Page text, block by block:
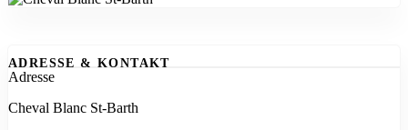
ADRESSE & KONTAKT
Adresse
Cheval Blanc St-Barth